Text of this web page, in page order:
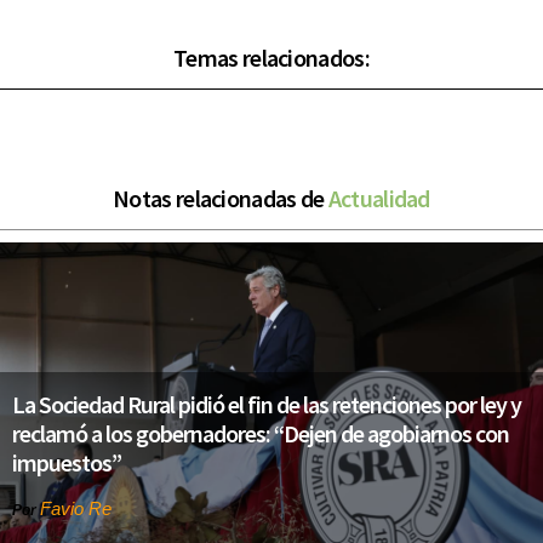
Temas relacionados:
Notas relacionadas deActualidad
La Sociedad Rural pidió el fin de las retenciones por ley y
reclamó a los gobernadores: “Dejen de agobiarnos con
impuestos”
PorFavio Re